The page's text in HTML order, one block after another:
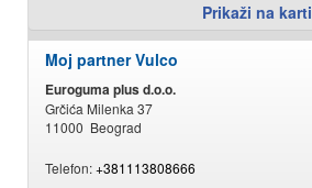
Prikaži na karti
Moj partner Vulco
Euroguma plus d.o.o.
Grčića Milenka 37
11000 Beograd
Telefon:+381113808666